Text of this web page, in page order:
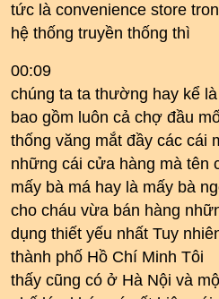
tức là convenience store
hệ thống truyền thống thì
00:09
chúng ta ta thường hay kể
bao gồm luôn cả chợ đầu
thống văng mắt đầy các cái
những cái cửa hàng mà tên
mấy bà má hay là mấy bà
cho cháu vừa bán hàng
dụng thiết yếu nhất Tuy
thành phố Hồ Chí Minh Tôi
thấy cũng có ở Hà Nội và